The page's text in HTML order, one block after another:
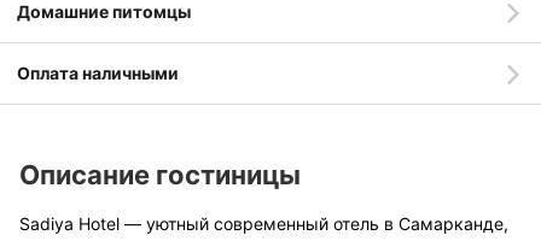
Домашние питомцы
Оплата наличными
Описание гостиницы
Sadiya Hotel — уютный современный отель в Самарканде,